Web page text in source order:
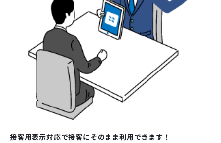
接客用表示対応で接客にそのまま利用できます！